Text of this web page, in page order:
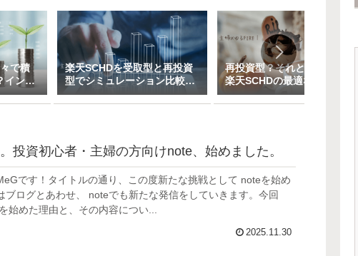
で積
インデ
リッ
楽天SCHDを受取型と再投資
型でシミュレーション比較し
てみた（新NISAで月1万～10
万積立）
再投資型？それとも受取型？
楽天SCHDの最適な投資法に
ついて私的見解をまとめてみ
た
投資初心者・主婦の方向けnote、始めました。
です！タイトルの通り、この度新たな挑戦として noteを始め
ブログとあわせ、 noteでも新たな発信をしていきます。今回
始めた理由と、その内容につい...
2025.11.30